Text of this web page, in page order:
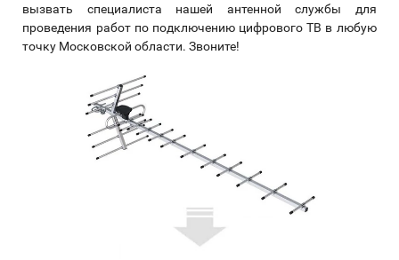
вызвать специалиста нашей антенной службы для
проведения работ по подключению цифрового ТВ в любую
точку Московской области. Звоните!